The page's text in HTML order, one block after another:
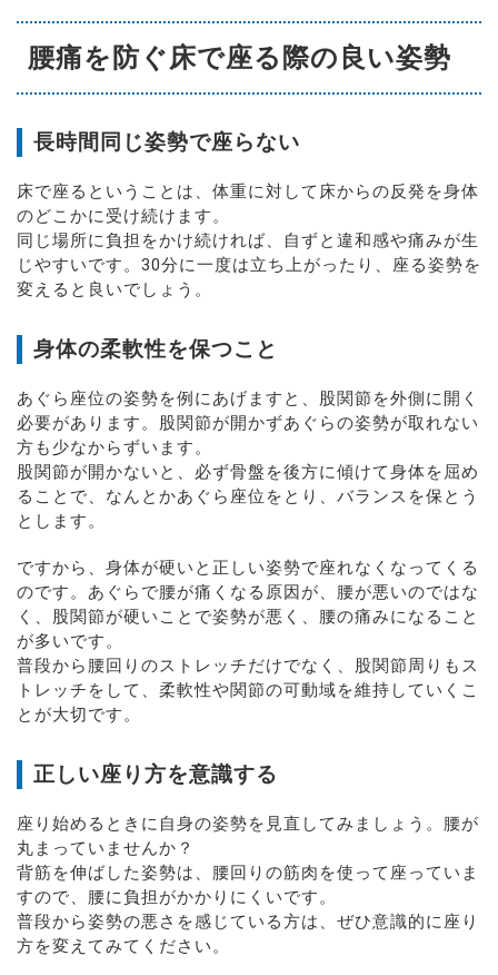
腰痛を防ぐ床で座る際の良い姿勢
長時間同じ姿勢で座らない
床で座るということは、体重に対して床からの反発を身体
のどこかに受け続けます。
同じ場所に負担をかけ続ければ、自ずと違和感や痛みが生
じやすいです。30分に一度は立ち上がったり、座る姿勢を
変えると良いでしょう。
身体の柔軟性を保つこと
あぐら座位の姿勢を例にあげますと、股関節を外側に開く
必要があります。股関節が開かずあぐらの姿勢が取れない
方も少なからずいます。
股関節が開かないと、必ず骨盤を後方に傾けて身体を屈め
ることで、なんとかあぐら座位をとり、バランスを保とう
とします。
ですから、身体が硬いと正しい姿勢で座れなくなってくる
のです。あぐらで腰が痛くなる原因が、腰が悪いのではな
く、股関節が硬いことで姿勢が悪く、腰の痛みになること
が多いです。
普段から腰回りのストレッチだけでなく、股関節周りもス
トレッチをして、柔軟性や関節の可動域を維持していくこ
とが大切です。
正しい座り方を意識する
座り始めるときに自身の姿勢を見直してみましょう。腰が
丸まっていませんか？
背筋を伸ばした姿勢は、腰回りの筋肉を使って座っていま
すので、腰に負担がかかりにくいです。
普段から姿勢の悪さを感じている方は、ぜひ意識的に座り
方を変えてみてください。